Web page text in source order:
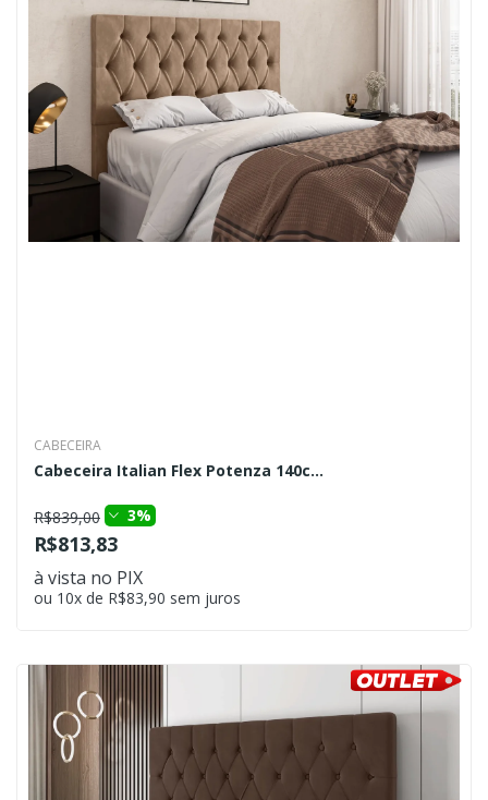
CABECEIRA
Cabeceira Italian Flex Potenza 140c...
R$839,00 3%
R$813,83
à vista no PIX
ou 10x de R$83,90 sem juros